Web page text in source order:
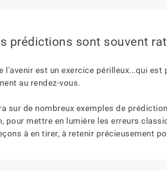
prédictions sont souvent
l'avenir est un exercice périlleux...qui
au rendez-vous.
sur de nombreux exemples de
pour mettre en lumière les erreurs
à en tirer, à retenir précieusement